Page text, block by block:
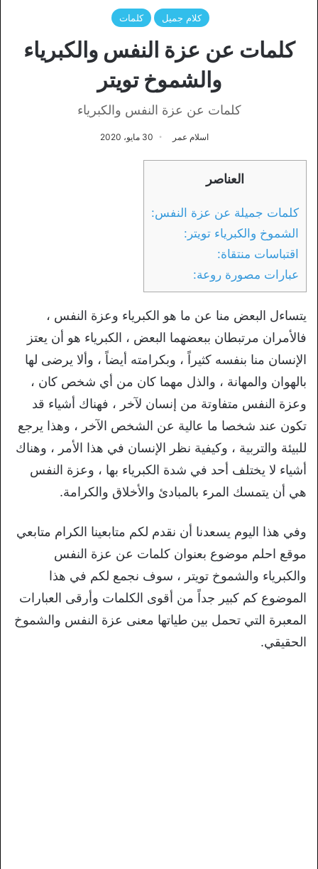
كلام جميل كلمات
كلمات عن عزة النفس والكبرياء
والشموخ تويتر
كلمات عن عزة النفس والكبرياء
اسلام عمر 30 مايو، 2020
العناصر
كلمات جميلة عن عزة النفس:
الشموخ والكبرياء تويتر:
اقتباسات منتقاة:
عبارات مصورة روعة:
يتساءل البعض منا عن ما هو الكبرياء وعزة النفس ،
فالأمران مرتبطان ببعضهما البعض ، الكبرياء هو أن يعتز
الإنسان منا بنفسه كثيراً ، وبكرامته أيضاً ، وألا يرضى لها
بالهوان والمهانة ، والذل مهما كان من أي شخص كان ،
وعزة النفس متفاوتة من إنسان لآخر ، فهناك أشياء قد
تكون عند شخصا ما عالية عن الشخص الآخر ، وهذا يرجع
للبيئة والتربية ، وكيفية نظر الإنسان في هذا الأمر ، وهناك
أشياء لا يختلف أحد في شدة الكبرياء بها ، وعزة النفس
هي أن يتمسك المرء بالمبادئ والأخلاق والكرامة.
وفي هذا اليوم يسعدنا أن نقدم لكم متابعينا الكرام متابعي
موقع احلم موضوع بعنوان كلمات عن عزة النفس
والكبرياء والشموخ تويتر ، سوف نجمع لكم في هذا
الموضوع كم كبير جداً من أقوى الكلمات وأرقى العبارات
المعبرة التي تحمل بين طياتها معنى عزة النفس والشموخ
الحقيقي.